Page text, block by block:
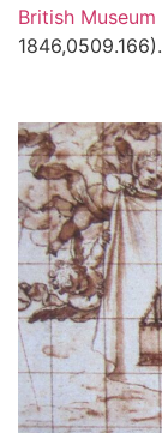
British Museum
1846,0509.166).